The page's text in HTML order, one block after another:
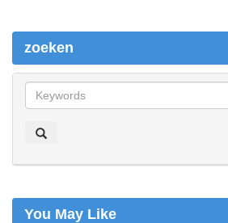
zoeken
o
n
You May Like